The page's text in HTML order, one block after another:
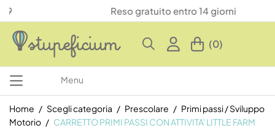
Reso gratuito entro 14 giorni
(0)
Menu
Home Scegli categoria Prescolare
Primi passi / Sviluppo
Motorio
CARRETTO PRIMI PASSI CON ATTIVITA' LITTLE FARM